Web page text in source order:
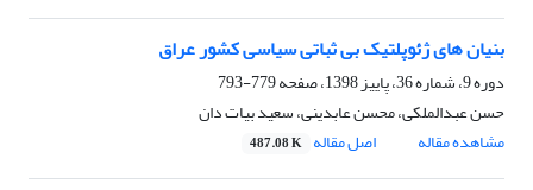
بنیان های ژئوپلتیک بی ثباتی سیاسی کشور عراق
دوره 9، شماره 36، پاییز 1398، صفحه
779-793
حسن عبدالملکی، محسن عابدینی، سعید بیات دان
مشاهده مقاله
اصل مقاله 487.08 K